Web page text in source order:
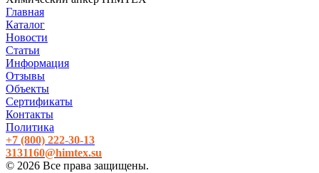
Главная
Каталог
Новости
Статьи
Информация
Отзывы
Объекты
Сертификаты
Контакты
Политика
+7 (800) 222-30-13
3131160@himtex.su
© 2026 Все права защищены.